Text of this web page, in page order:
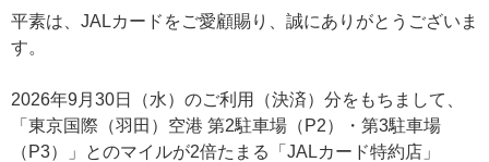
平素は、JALカードをご愛顧賜り、誠にありがとうございま
す。
2026年9月30日（水）のご利用（決済）分をもちまして、
「東京国際（羽田）空港 第2駐車場（P2）・第3駐車場
（P3）」とのマイルが2倍たまる「JALカード特約店」